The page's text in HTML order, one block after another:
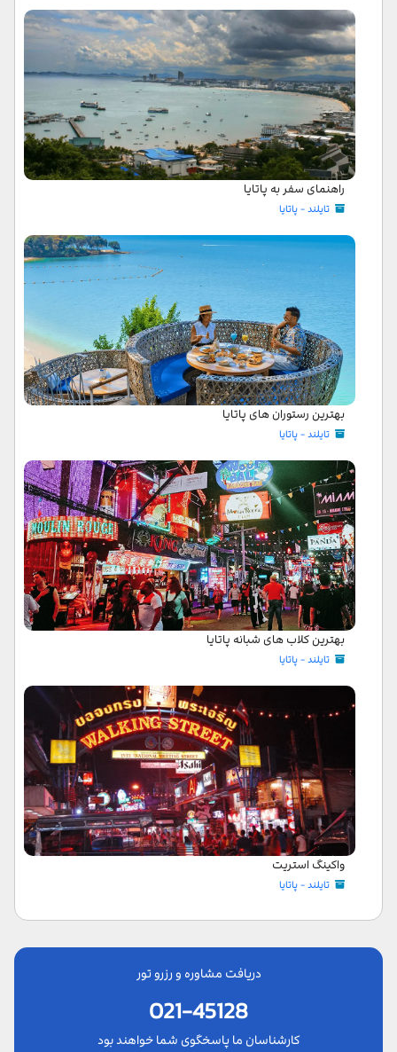
راهنمای سفر به پاتایا
تایلند - پاتایا
بهترین رستوران های پاتایا
تایلند - پاتایا
بهترین کلاب های شبانه پاتایا
تایلند - پاتایا
واکینگ استریت
تایلند - پاتایا
دریافت مشاوره و رزرو تور
021-45128
کارشناسان ما پاسخگوی شما خواهند بود